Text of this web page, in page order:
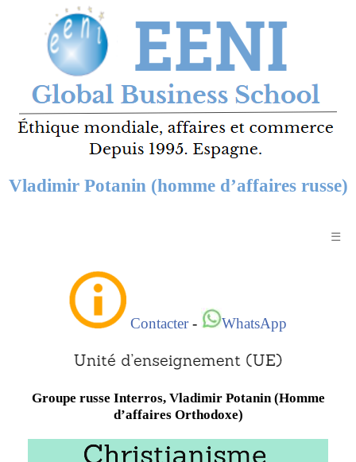
Vladimir Potanin (homme d’affaires russe)
☰
Contacter- WhatsApp
Groupe russe Interros, Vladimir Potanin (Homme
d’affaires Orthodoxe)